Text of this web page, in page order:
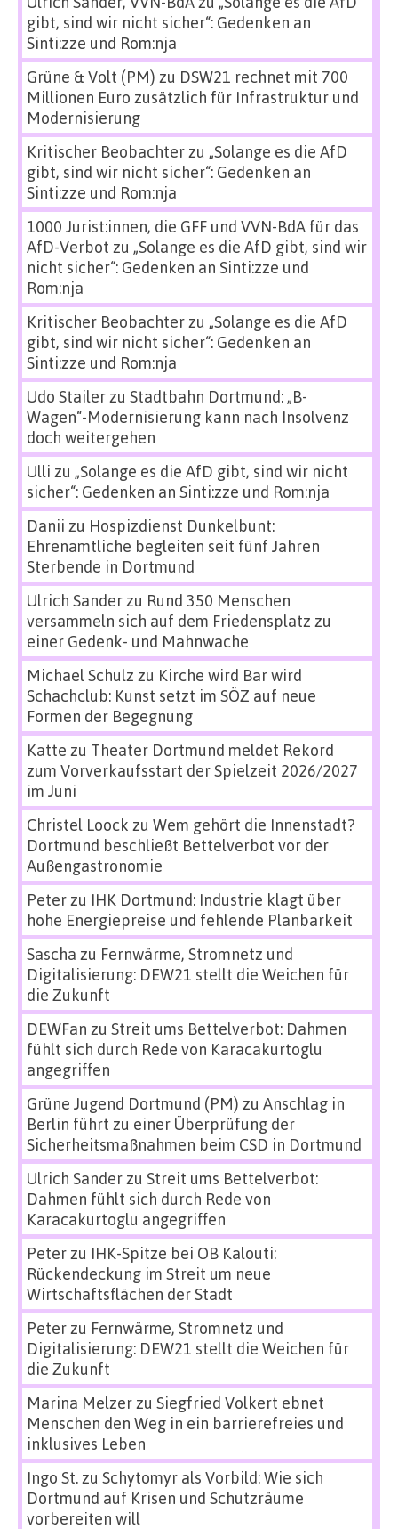
gibt, sind wir nicht sicher“: Gedenken an
Sinti:zze und Rom:nja
Grüne & Volt (PM) zu DSW21 rechnet mit 700
Millionen Euro zusätzlich für Infrastruktur und
Modernisierung
Kritischer Beobachterzu „Solange es die AfD
gibt, sind wir nicht sicher“: Gedenken an
Sinti:zze und Rom:nja
1000 Jurist:innen, die GFF und VVN-BdA für das
AfD-Verbot zu „Solange es die AfD gibt, sind wir
nicht sicher“: Gedenken an Sinti:zze und
Rom:nja
Kritischer Beobachterzu „Solange es die AfD
gibt, sind wir nicht sicher“: Gedenken an
Sinti:zze und Rom:nja
Udo Stailerzu Stadtbahn Dortmund: „B-
Wagen“-Modernisierung kann nach Insolvenz
doch weitergehen
Ulli zu „Solange es die AfD gibt, sind wir nicht
sicher“: Gedenken an Sinti:zze und Rom:nja
Danii zu Hospizdienst Dunkelbunt:
Ehrenamtliche begleiten seit fünf Jahren
Sterbende in Dortmund
Ulrich Sanderzu Rund 350 Menschen
versammeln sich auf dem Friedensplatz zu
einer Gedenk- und Mahnwache
Michael Schulz zu Kirche wird Bar wird
Schachclub: Kunst setzt im SÖZ auf neue
Formen der Begegnung
Katte zu Theater Dortmund meldet Rekord
zum Vorverkaufsstart der Spielzeit 2026/2027
im Juni
Christel Loock zu Wem gehört die Innenstadt?
Dortmund beschließt Bettelverbot vor der
Außengastronomie
Peterzu IHK Dortmund: Industrie klagt über
hohe Energiepreise und fehlende Planbarkeit
Sascha zu Fernwärme, Stromnetz und
Digitalisierung: DEW21 stellt die Weichen für
die Zukunft
DEWFan zu Streit ums Bettelverbot: Dahmen
fühlt sich durch Rede von Karacakurtoglu
angegriffen
Grüne Jugend Dortmund (PM) zu Anschlag in
Berlin führt zu einer Überprüfung der
Sicherheitsmaßnahmen beim CSD in Dortmund
Ulrich Sanderzu Streit ums Bettelverbot:
Dahmen fühlt sich durch Rede von
Karacakurtoglu angegriffen
Peterzu IHK-Spitze bei OB Kalouti:
Rückendeckung im Streit um neue
Wirtschaftsflächen der Stadt
Peterzu Fernwärme, Stromnetz und
Digitalisierung: DEW21 stellt die Weichen für
die Zukunft
Marina Melzerzu Siegfried Volkert ebnet
Menschen den Weg in ein barrierefreies und
inklusives Leben
Ingo St.zu Schytomyr als Vorbild: Wie sich
Dortmund auf Krisen und Schutzräume
vorbereiten will